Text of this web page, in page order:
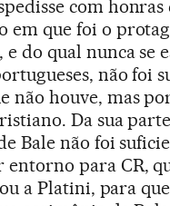
com honras
em que foi o
do qual nunca se
não foi
não houve, mas
Da sua
Bale não foi
para CR,
a Platini, para